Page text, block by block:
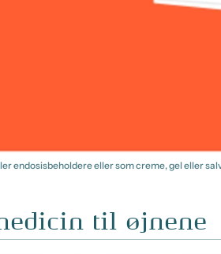
endosisbeholdere eller som creme, gel eller
til øjnene